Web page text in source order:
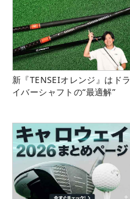
新『TENSEIオレンジ』はドラ
イバーシャフトの“最適解”